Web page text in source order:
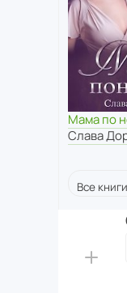
Мама по
Слава
Все